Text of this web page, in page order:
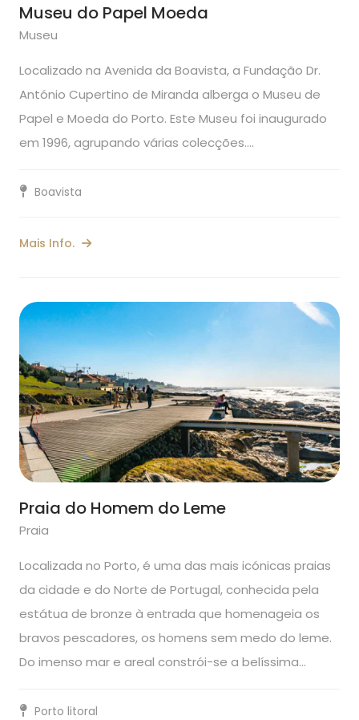
Museu do Papel Moeda
Museu
Localizado na Avenida da Boavista, a Fundação Dr.
António Cupertino de Miranda alberga o Museu de
Papel e Moeda do Porto. Este Museu foi inaugurado
em 1996, agrupando várias colecções.…
Boavista
Mais Info.
Praia do Homem do Leme
Praia
Localizada no Porto, é uma das mais icónicas praias
da cidade e do Norte de Portugal, conhecida pela
estátua de bronze à entrada que homenageia os
bravos pescadores, os homens sem medo do leme.
Do imenso mar e areal constrói-se a belíssima…
Porto litoral